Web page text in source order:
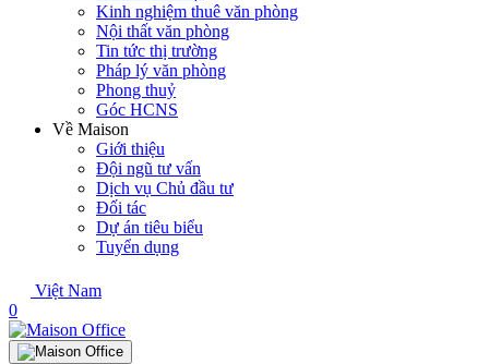
Kinh nghiệm thuê văn phòng
Nội thất văn phòng
Tin tức thị trường
Pháp lý văn phòng
Phong thuỷ
Góc HCNS
Về Maison
Giới thiệu
Đội ngũ tư vấn
Dịch vụ Chủ đầu tư
Đối tác
Dự án tiêu biểu
Tuyển dụng
Việt Nam
0